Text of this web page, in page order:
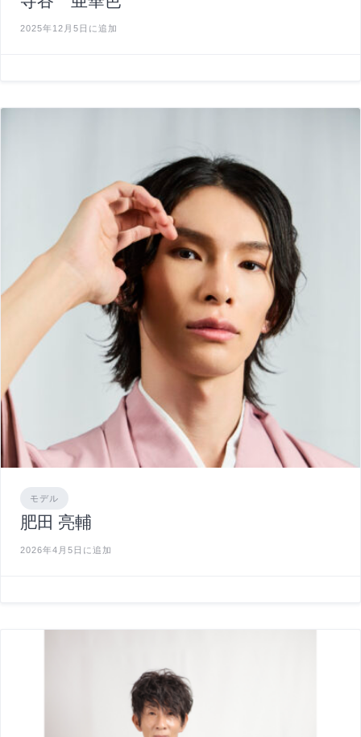
2025年12月5日に追加
モデル
肥田 亮輔
2026年4月5日に追加